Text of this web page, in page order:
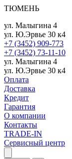
ТЮМЕНЬ
ул. Малыгина 4
ул. Ю.Эрвье 30 к4
+7 (3452) 909-773
+7 (3452) 73-11-10
ул. Малыгина 4
ул. Ю.Эрвье 30 к4
Оплата
Доставка
Кредит
Гарантия
О компании
Контакты
TRADE-IN
Сервисный центр